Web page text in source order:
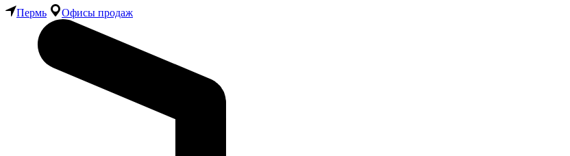
Пермь Офисы продаж